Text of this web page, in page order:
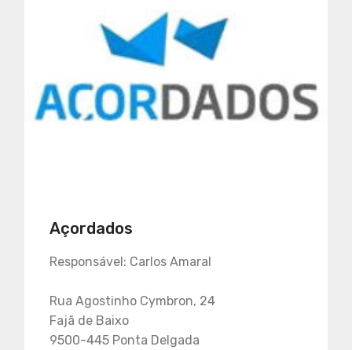
Açordados
Responsável: Carlos Amaral
Rua Agostinho Cymbron, 24
Fajã de Baixo
9500-445 Ponta Delgada